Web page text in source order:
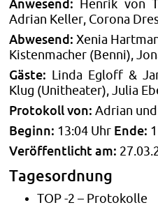
An­we­send: Hen­rik von
Adri­an Kel­ler, Co­ro­na
Ab­we­send: Xenia
Kis­ten­ma­cher (Benni),
Gäste: Linda Eg­loff &
Klug (Unithea­ter), Julia
Pro­to­koll von: Adri­an
Be­ginn: 13:04 Uhr Ende:
Ver­öf­fent­licht am:
Ta­ges­ord­nung
TOP -2 – Pro­to­kol­le